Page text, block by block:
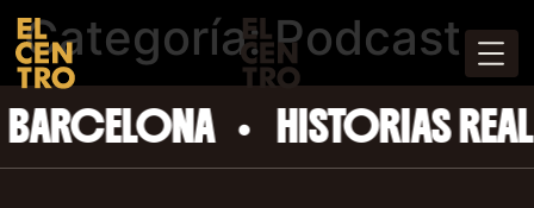
Categoría:Podcast
BARCELONA • HISTORIAS